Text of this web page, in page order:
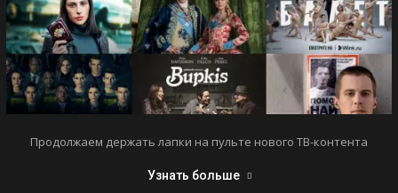
Продолжаем держать лапки на пульте нового ТВ-контента
Узнать больше